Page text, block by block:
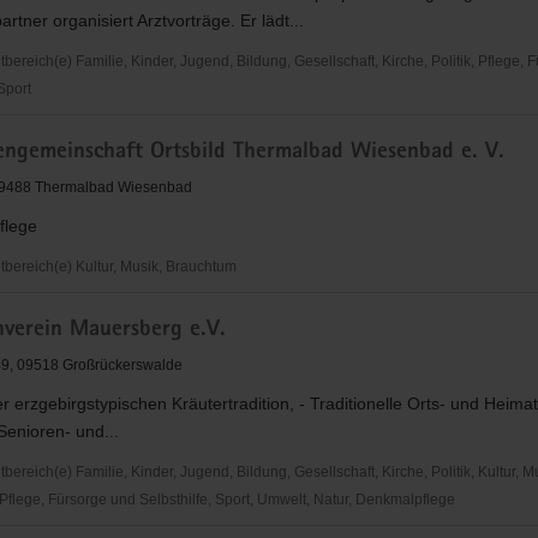
organisiert Arztvorträge. Er lädt...
Familie, Kinder, Jugend, Bildung, Gesellschaft, Kirche, Politik, Pflege,
Ortsbild Thermalbad Wiesenbad e. V.
Thermalbad Wiesenbad
Kultur, Musik, Brauchtum
Mauersberg e.V.
09518 Großrückerswalde
erzgebirgstypischen Kräutertradition, - Traditionelle Orts- und
und...
Familie, Kinder, Jugend, Bildung, Gesellschaft, Kirche, Politik, Kultur,
Fürsorge und Selbsthilfe, Sport, Umwelt, Natur, Denkmalpflege